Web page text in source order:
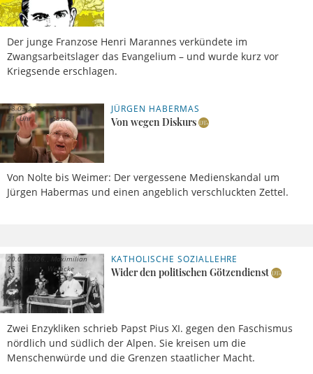
Der junge Franzose Henri Marannes verkündete im
Zwangsarbeitslager das Evangelium – und wurde kurz vor
Kriegsende erschlagen.
JÜRGEN HABERMAS
Von wegen Diskurs
Von Nolte bis Weimer: Der vergessene Medienskandal um
Jürgen Habermas und einen angeblich verschluckten Zettel.
18.03.2026,
21 Uhr
Sebastian
Sasse
KATHOLISCHE SOZIALLEHRE
Wider den politischen Götzendienst
Zwei Enzykliken schrieb Papst Pius XI. gegen den Faschismus
nördlich und südlich der Alpen. Sie kreisen um die
Menschenwürde und die Grenzen staatlicher Macht.
20.02.2026,
15 Uhr
Maximilian
Welticke